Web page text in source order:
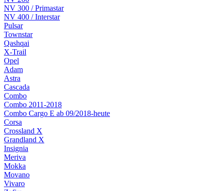
NV 300 / Primastar
NV 400 / Interstar
Pulsar
Townstar
Qashqai
X-Trail
Opel
Adam
Astra
Cascada
Combo
Combo 2011-2018
Combo Cargo E ab 09/2018-heute
Corsa
Crossland X
Grandland X
Insignia
Meriva
Mokka
Movano
Vivaro